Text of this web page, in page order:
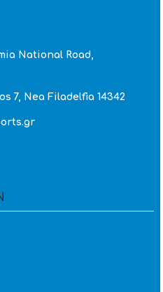
National Road,
7, Nea Filadelfia 14342